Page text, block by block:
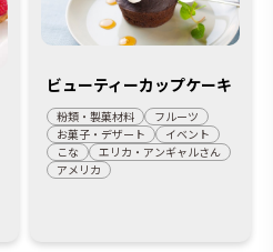
ビューティーカップケーキ
粉類・製菓材料
フルーツ
お菓子・デザート
イベント
こな
エリカ・アンギャルさん
アメリカ